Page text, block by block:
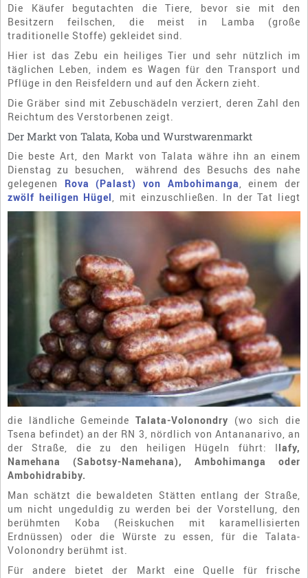
Die Käufer begutachten die Tiere, bevor sie mit den
Besitzern feilschen, die meist in Lamba (große
traditionelle Stoffe) gekleidet sind.
Hier ist das Zebu ein heiliges Tier und sehr nützlich im
täglichen Leben, indem es Wagen für den Transport und
Pflüge in den Reisfeldern und auf den Äckern zieht.
Die Gräber sind mit Zebuschädeln verziert, deren Zahl den
Reichtum des Verstorbenen zeigt.
Der Markt von Talata, Koba und Wurstwarenmarkt
Die beste Art, den Markt von Talata währe ihn an einem
Dienstag zu besuchen, während des Besuchs des nahe
gelegenen Rova (Palast) von Ambohimanga , einem der
zwölf heiligen Hügel
, mit einzuschließen. In der Tat liegt
die ländliche Gemeinde Talata-Volonondry (wo sich die
Tsena befindet) an der RN 3, nördlich von Antananarivo, an
der Straße, die zu den heiligen Hügeln führt: Ilafy,
Namehana (Sabotsy-Namehana), Ambohimanga oder
Ambohidrabiby.
Man schätzt die bewaldeten Stätten entlang der Straße,
um nicht ungeduldig zu werden bei der Vorstellung, den
berühmten Koba (Reiskuchen mit karamellisierten
Erdnüssen) oder die Würste zu essen, für die Talata-
Volonondry berühmt ist.
Für andere bietet der Markt eine Quelle für frische